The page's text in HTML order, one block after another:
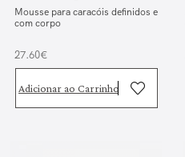
Mousse para caracóis definidos e
com corpo
27.60€
Adicionar ao Carrinho